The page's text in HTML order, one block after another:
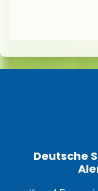
Deutsche